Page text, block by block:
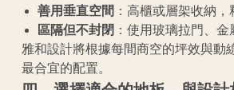
善用垂直空間 ：高櫃或層架收納，
區隔但不封閉 ：使用玻璃拉門、金
雅和設計將根據每間商空的坪效與動
最合宜的配置。